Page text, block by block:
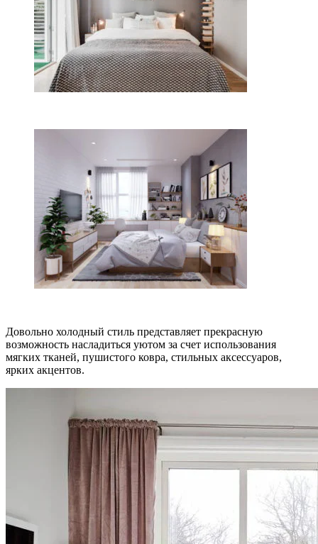
Довольно холодный стиль представляет прекрасную
возможность насладиться уютом за счет использования
мягких тканей, пушистого ковра, стильных аксессуаров,
ярких акцентов.